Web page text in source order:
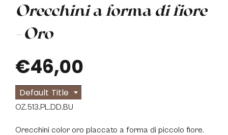
Orecchini a forma di fiore
- Oro
€46,00
Default Title
OZ.513.PL.DD.BU
Orecchini color oro placcato a forma di piccolo fiore.